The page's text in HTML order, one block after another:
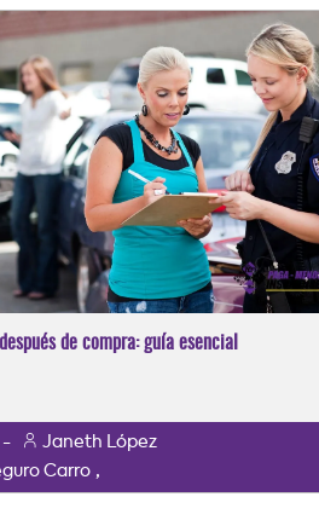
de compra: guía esencial
-
Janeth López
Carro ,